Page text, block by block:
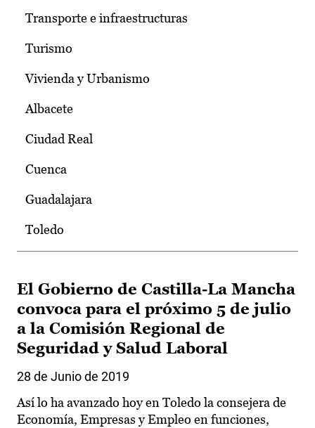
Transporte e infraestructuras
Turismo
Vivienda y Urbanismo
Albacete
Ciudad Real
Cuenca
Guadalajara
Toledo
El Gobierno de Castilla-La Mancha
convoca para el próximo 5 de julio
a la Comisión Regional de
Seguridad y Salud Laboral
28 de Junio de 2019
Así lo ha avanzado hoy en Toledo la consejera de
Economía, Empresas y Empleo en funciones,